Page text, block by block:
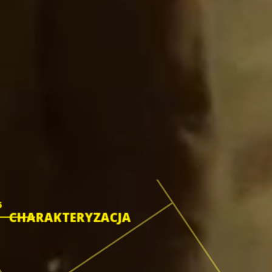
CHARAKTERYZACJA